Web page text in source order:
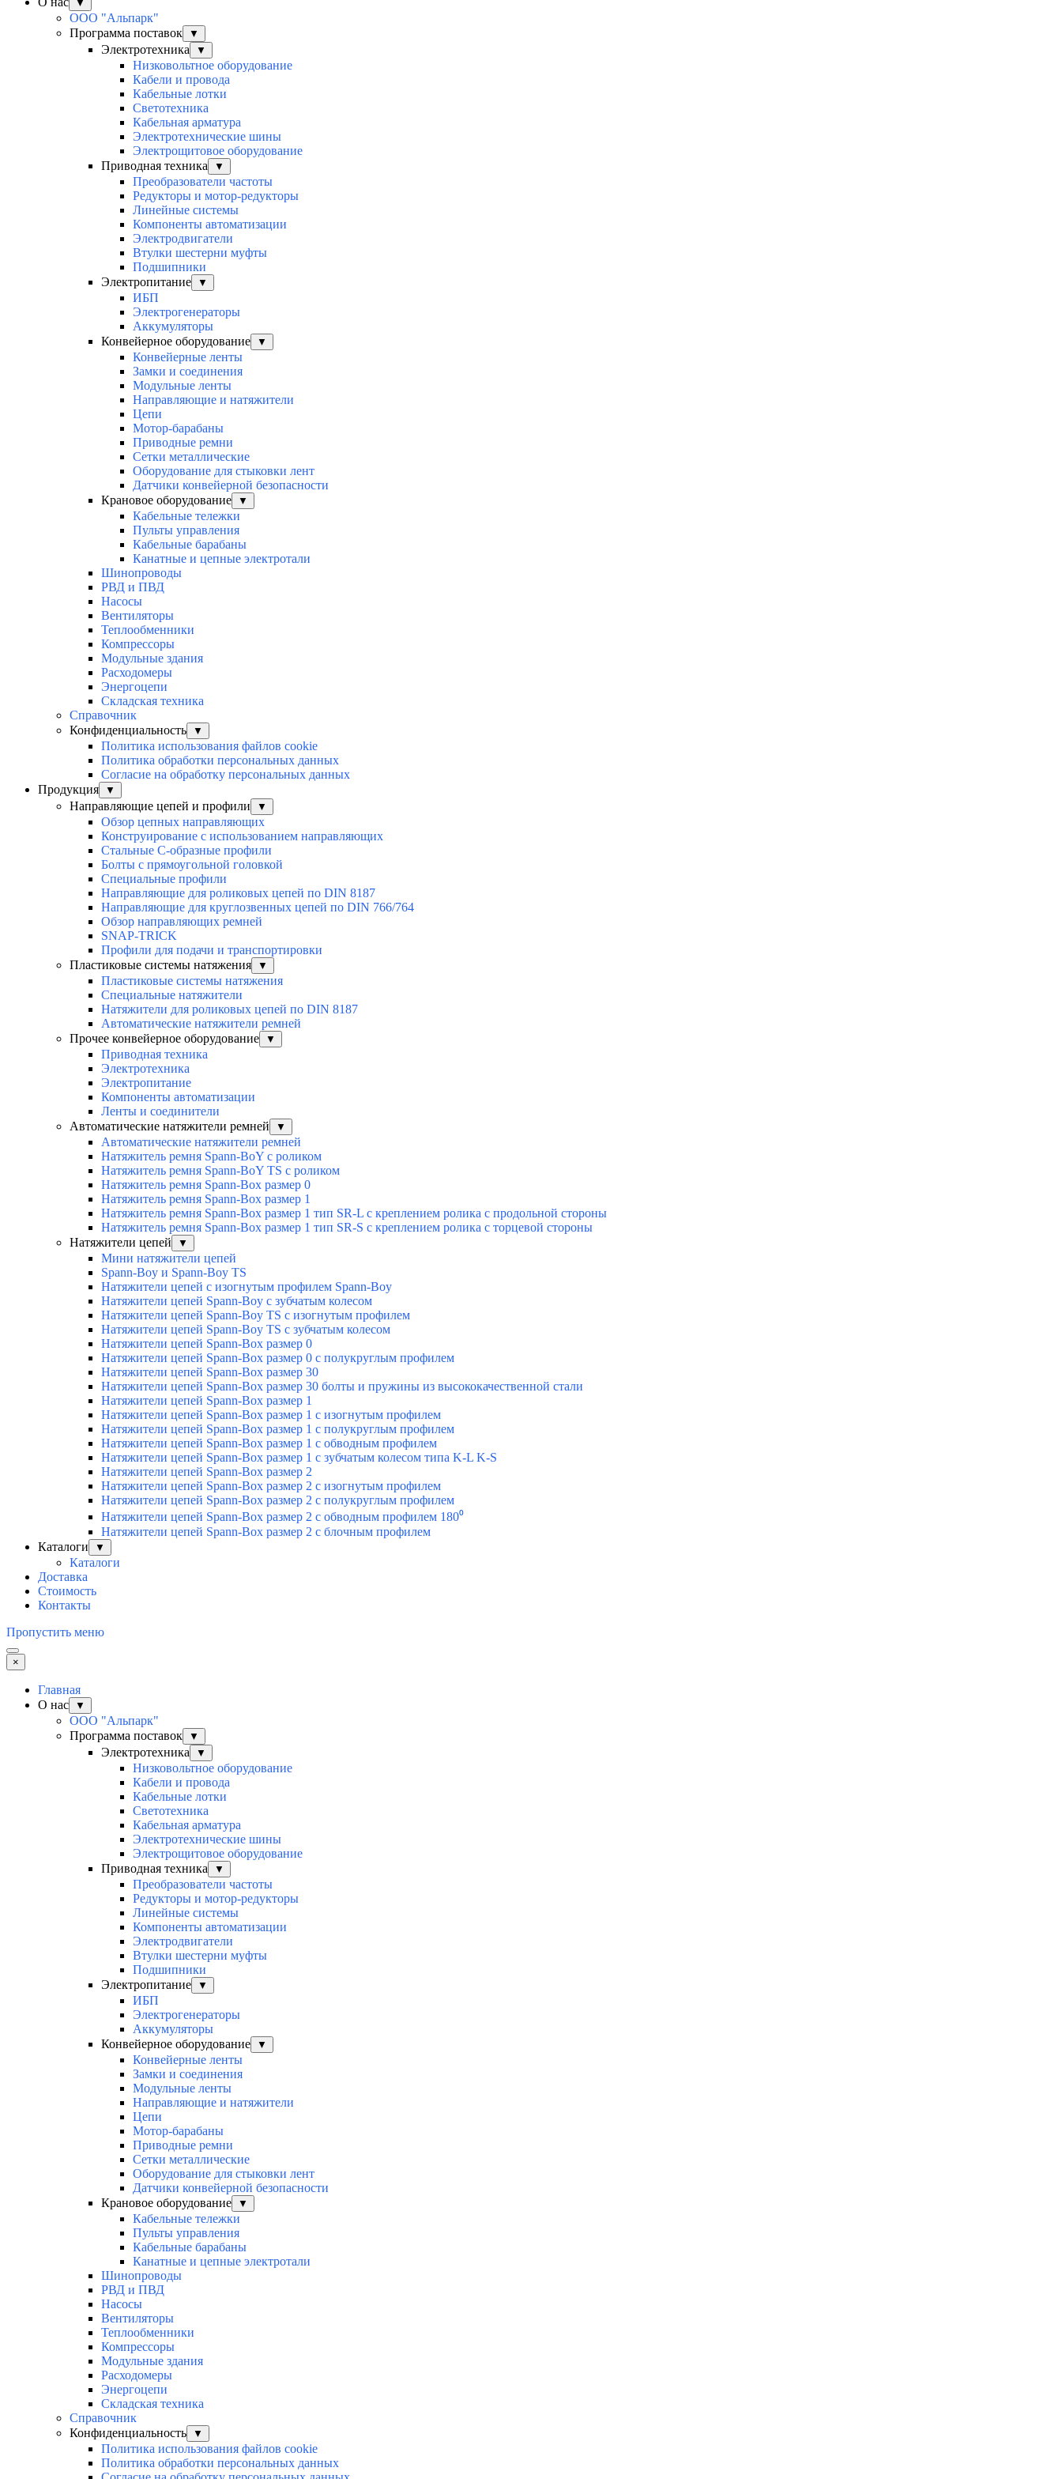
▼
ООО "Альпарк"
Программа поставок
▼
Электротехника ▼
Низковольтное оборудование
Кабели и провода
Кабельные лотки
Светотехника
Кабельная арматура
Электротехнические шины
Электрощитовое оборудование
Приводная техника
▼
Преобразователи частоты
Редукторы и мотор-редукторы
Линейные системы
Компоненты автоматизации
Электродвигатели
Втулки шестерни муфты
Подшипники
Электропитание
▼
ИБП
Электрогенераторы
Аккумуляторы
Конвейерное оборудование
▼
Конвейерные ленты
Замки и соединения
Модульные ленты
Направляющие и натяжители
Цепи
Мотор-барабаны
Приводные ремни
Сетки металлические
Оборудование для стыковки лент
Датчики конвейерной безопасности
Крановое оборудование
▼
Кабельные тележки
Пульты управления
Кабельные барабаны
Канатные и цепные электротали
Шинопроводы
РВД и ПВД
Насосы
Вентиляторы
Теплообменники
Компрессоры
Модульные здания
Расходомеры
Энергоцепи
Складская техника
Справочник
Конфиденциальность
▼
Политика использования файлов cookie
Политика обработки персональных данных
Согласие на обработку персональных данных
Продукция
▼
Направляющие цепей и профили ▼
Обзор цепных направляющих
Конструирование с использованием направляющих
Стальные С-образные профили
Болты с прямоугольной головкой
Специальные профили
Направляющие для роликовых цепей по DIN 8187
Направляющие для круглозвенных цепей по DIN 766/764
Обзор направляющих ремней
SNAP-TRICK
Профили для подачи и транспортировки
Пластиковые системы натяжения
▼
Пластиковые системы натяжения
Специальные натяжители
Натяжители для роликовых цепей по DIN 8187
Автоматические натяжители ремней
Прочее конвейерное оборудование
▼
Приводная техника
Электротехника
Электропитание
Компоненты автоматизации
Ленты и соединители
Автоматические натяжители ремней
▼
Автоматические натяжители ремней
Натяжитель ремня Spann-BoY с роликом
Натяжитель ремня Spann-BoY TS с роликом
Натяжитель ремня Spann-Box размер 0
Натяжитель ремня Spann-Box размер 1
Натяжитель ремня Spann-Box размер 1 тип SR-L с креплением ролика с продольной стороны
Натяжитель ремня Spann-Box размер 1 тип SR-S с креплением ролика с торцевой стороны
Натяжители цепей
▼
Мини натяжители цепей
Spann-Boy и Spann-Boy TS
Натяжители цепей с изогнутым профилем Spann-Boy
Натяжители цепей Spann-Boy с зубчатым колесом
Натяжители цепей Spann-Boy TS с изогнутым профилем
Натяжители цепей Spann-Boy TS с зубчатым колесом
Натяжители цепей Spann-Box размер 0
Натяжители цепей Spann-Box размер 0 с полукруглым профилем
Натяжители цепей Spann-Box размер 30
Натяжители цепей Spann-Box размер 30 болты и пружины из высококачественной стали
Натяжители цепей Spann-Box размер 1
Натяжители цепей Spann-Box размер 1 с изогнутым профилем
Натяжители цепей Spann-Box размер 1 с полукруглым профилем
Натяжители цепей Spann-Box размер 1 с обводным профилем
Натяжители цепей Spann-Box размер 1 с зубчатым колесом типа K-L K-S
Натяжители цепей Spann-Box размер 2
Натяжители цепей Spann-Box размер 2 с изогнутым профилем
Натяжители цепей Spann-Box размер 2 с полукруглым профилем
Натяжители цепей Spann-Box размер 2 с обводным профилем 180⁰
Натяжители цепей Spann-Box размер 2 с блочным профилем
Каталоги
▼
Каталоги
Доставка
Стоимость
Контакты
Пропустить меню
×
Главная
О нас
▼
ООО "Альпарк"
Программа поставок
▼
Электротехника ▼
Низковольтное оборудование
Кабели и провода
Кабельные лотки
Светотехника
Кабельная арматура
Электротехнические шины
Электрощитовое оборудование
Приводная техника
▼
Преобразователи частоты
Редукторы и мотор-редукторы
Линейные системы
Компоненты автоматизации
Электродвигатели
Втулки шестерни муфты
Подшипники
Электропитание
▼
ИБП
Электрогенераторы
Аккумуляторы
Конвейерное оборудование
▼
Конвейерные ленты
Замки и соединения
Модульные ленты
Направляющие и натяжители
Цепи
Мотор-барабаны
Приводные ремни
Сетки металлические
Оборудование для стыковки лент
Датчики конвейерной безопасности
Крановое оборудование
▼
Кабельные тележки
Пульты управления
Кабельные барабаны
Канатные и цепные электротали
Шинопроводы
РВД и ПВД
Насосы
Вентиляторы
Теплообменники
Компрессоры
Модульные здания
Расходомеры
Энергоцепи
Складская техника
Справочник
Конфиденциальность
▼
Политика использования файлов cookie
Политика обработки персональных данных